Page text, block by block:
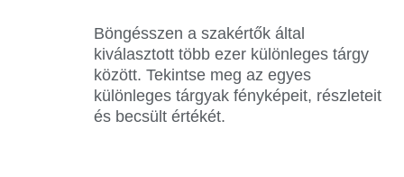
Böngésszen a szakértők által
kiválasztott több ezer különleges tárgy
között. Tekintse meg az egyes
különleges tárgyak fényképeit, részleteit
és becsült értékét.